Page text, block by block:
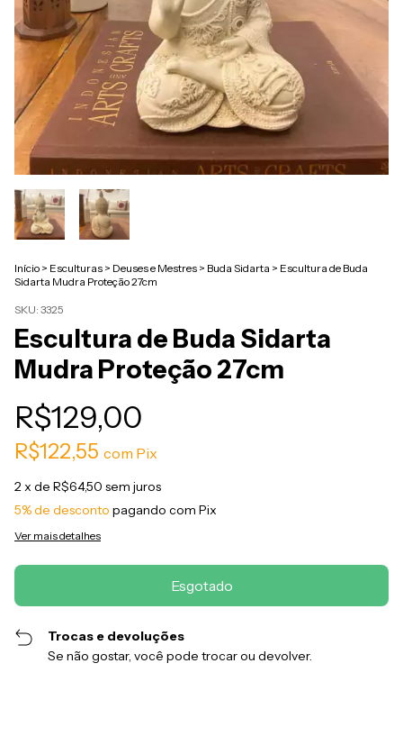
Início > Esculturas > Deuses e Mestres > Buda Sidarta > Escultura de Buda
Sidarta Mudra Proteção 27cm
SKU: 3325
Escultura de Buda Sidarta
Mudra Proteção 27cm
R$129,00
R$122,55 com Pix
2x de R$64,50 sem juros
5% de desconto pagando com Pix
Ver mais detalhes
Trocas e devoluções
Se não gostar, você pode trocar ou devolver.